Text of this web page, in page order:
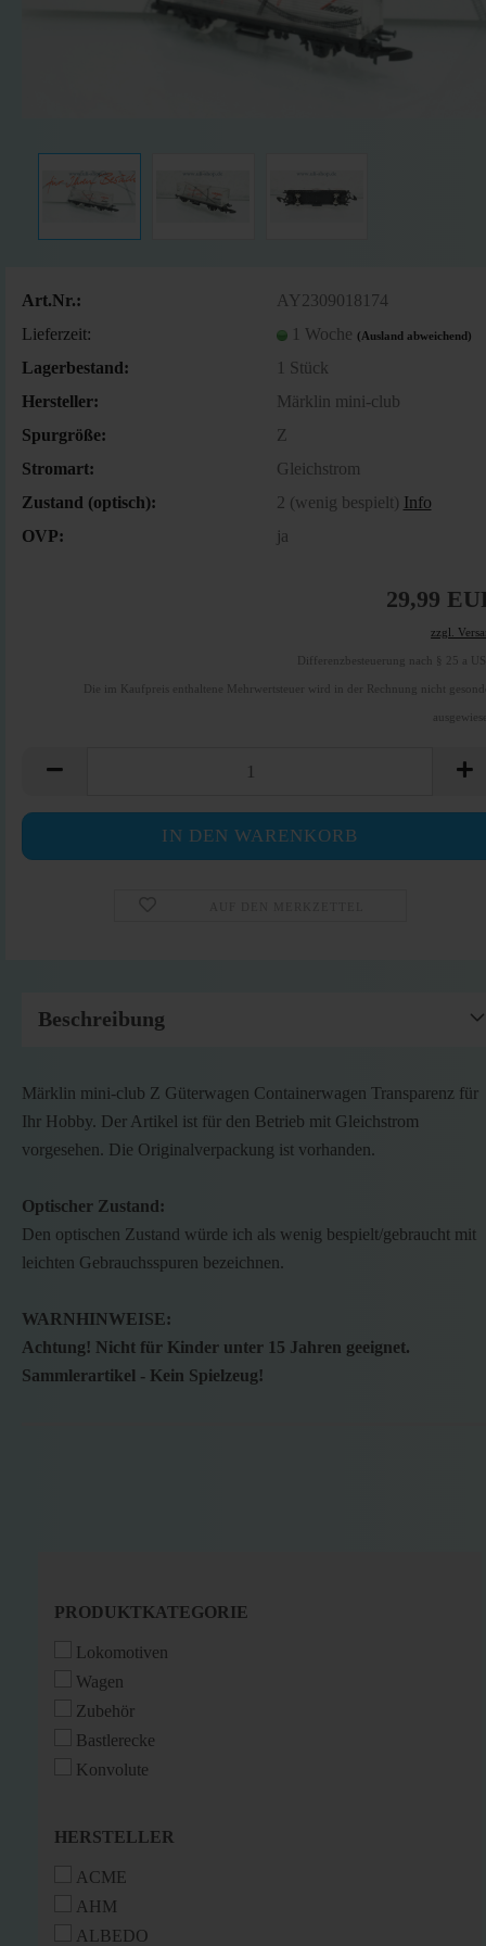
Art.Nr.:
AY2309018174
Lieferzeit:
1 Woche (Ausland abweichend)
Lagerbestand: 1 Stück
Hersteller:
Märklin mini-club
Spurgröße:
Z
Stromart:
Gleichstrom
Zustand (optisch):
2 (wenig bespielt) Info
OVP:
ja
29,99
zzgl.
Differenzbesteuerung nach § 25 a
Die im Kaufpreis enthaltene Mehrwertsteuer wird in der Rechnung nicht
Beschreibung
Märklin mini-club Z Güterwagen Containerwagen Transparenz für
Ihr Hobby. Der Artikel ist für den Betrieb mit Gleichstrom
vorgesehen. Die Originalverpackung ist vorhanden.
Optischer Zustand:
Den optischen Zustand würde ich als wenig bespielt/gebraucht mit
leichten Gebrauchsspuren bezeichnen.
WARNHINWEISE:
Achtung! Nicht für Kinder unter 15 Jahren geeignet.
Sammlerartikel - Kein Spielzeug!
PRODUKTKATEGORIE
PRODUKTKATEGORIE
Lokomotiven
Wagen
Zubehör
Bastlerecke
Konvolute
HERSTELLER
HERSTELLER
ACME
AHM
ALBEDO